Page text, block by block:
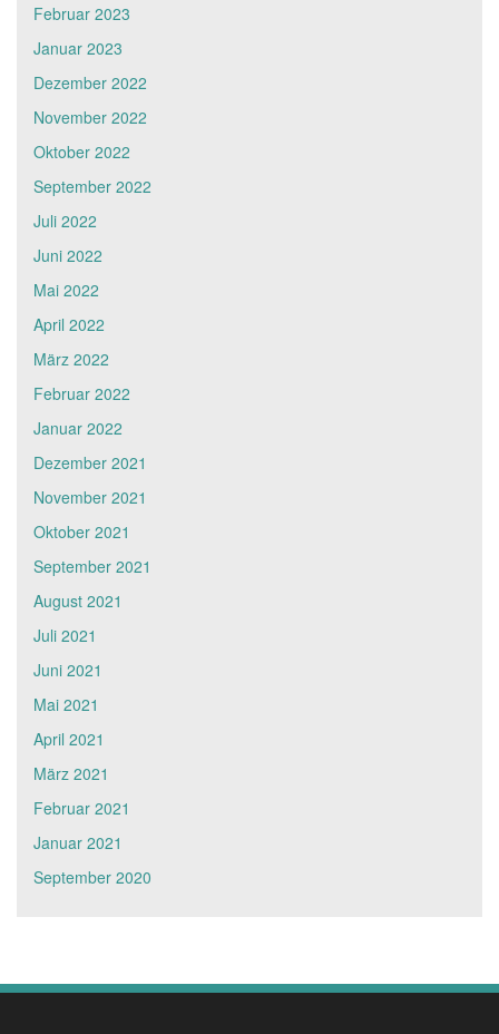
Februar 2023
Januar 2023
Dezember 2022
November 2022
Oktober 2022
September 2022
Juli 2022
Juni 2022
Mai 2022
April 2022
März 2022
Februar 2022
Januar 2022
Dezember 2021
November 2021
Oktober 2021
September 2021
August 2021
Juli 2021
Juni 2021
Mai 2021
April 2021
März 2021
Februar 2021
Januar 2021
September 2020